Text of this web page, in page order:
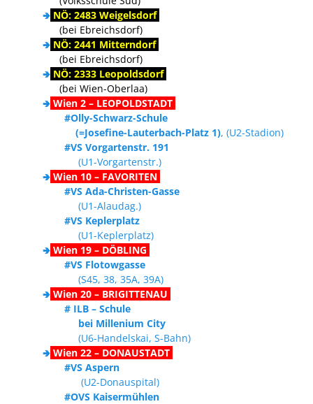
🢂 NÖ: 2483 Weigelsdorf
(bei Ebreichsdorf)
🢂 NÖ: 2441 Mitterndorf
(bei Ebreichsdorf)
🢂 NÖ: 2333 Leopoldsdorf
(bei Wien-Oberlaa)
🢂 Wien 2 – LEOPOLDSTADT
#Olly-Schwarz-Schule
(=Josefine-Lauterbach-Platz 1), (U2-Stadion)
#VS Vorgartenstr. 191
(U1-Vorgartenstr.)
🢂 Wien 10 – FAVORITEN
#VS Ada-Christen-Gasse
(U1-Alaudag.)
#VS Keplerplatz
(U1-Keplerplatz)
🢂 Wien 19 – DÖBLING
#VS Flotowgasse
(S45, 38, 35A, 39A)
🢂 Wien 20 – BRIGITTENAU
# ILB – Schule
bei Millenium City
(U6-Handelskai, S-Bahn)
🢂 Wien 22 – DONAUSTADT
#VS Aspern
(U2-Donauspital)
#OVS Kaisermühlen